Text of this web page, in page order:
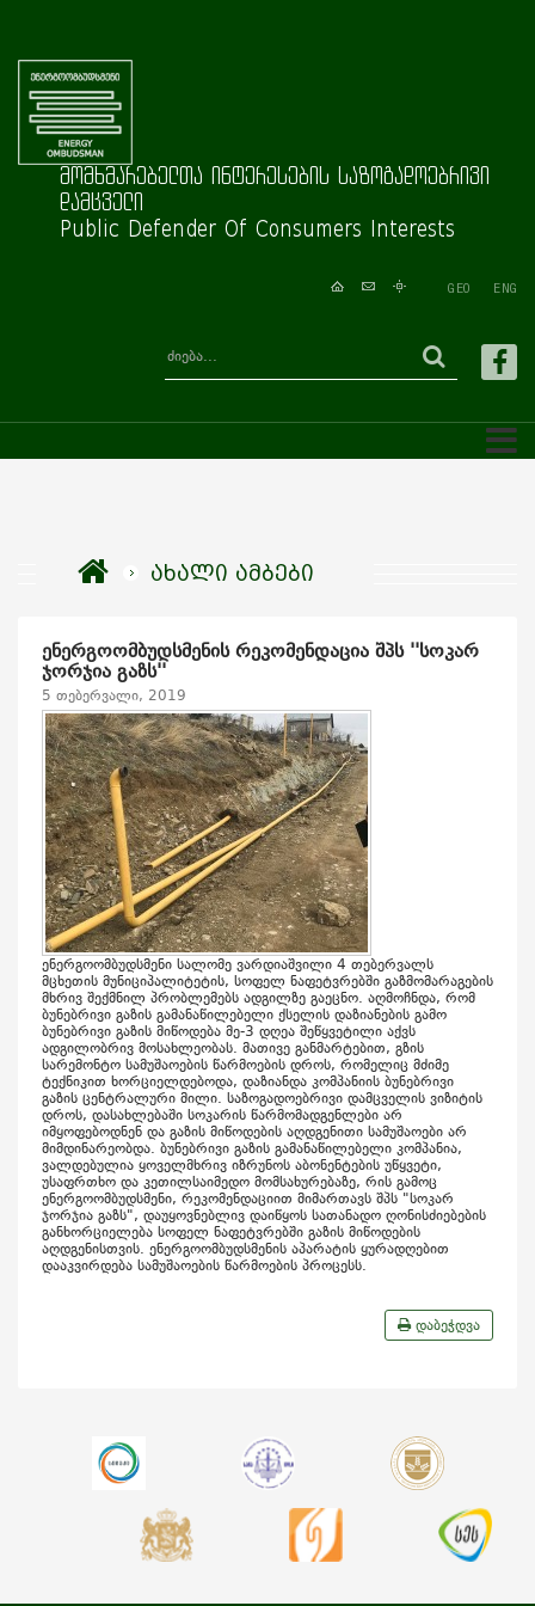
მომხმარებელთა ინტერესების საზოგადოებრივი
დამცველი
Public Defender Of Consumers Interests
GEO ENG
ახალი ამბები
ენერგოომბუდსმენის რეკომენდაცია შპს ''სოკარ
ჯორჯია გაზს''
5 თებერვალი, 2019
ენერგოომბუდსმენი სალომე ვარდიაშვილი 4 თებერვალს
მცხეთის მუნიციპალიტეტის, სოფელ ნაფეტვრებში გაზმომარაგების
მხრივ შექმნილ პრობლემებს ადგილზე გაეცნო. აღმოჩნდა, რომ
ბუნებრივი გაზის გამანაწილებელი ქსელის დაზიანების გამო
ბუნებრივი გაზის მიწოდება მე-3 დღეა შეწყვეტილი აქვს
ადგილობრივ მოსახლეობას. მათივე განმარტებით, გზის
სარემონტო სამუშაოების წარმოების დროს, რომელიც მძიმე
ტექნიკით ხორციელდებოდა, დაზიანდა კომპანიის ბუნებრივი
გაზის ცენტრალური მილი. საზოგადოებრივი დამცველის ვიზიტის
დროს, დასახლებაში სოკარის წარმომადგენლები არ
იმყოფებოდნენ და გაზის მიწოდების აღდგენითი სამუშაოები არ
მიმდინარეობდა. ბუნებრივი გაზის გამანაწილებელი კომპანია,
ვალდებულია ყოველმხრივ იზრუნოს აბონენტების უწყვეტი,
უსაფრთხო და კეთილსაიმედო მომსახურებაზე, რის გამოც
ენერგოომბუდსმენი, რეკომენდაციით მიმართავს შპს "სოკარ
ჯორჯია გაზს", დაუყოვნებლივ დაიწყოს სათანადო ღონისძიებების
განხორციელება სოფელ ნაფეტვრებში გაზის მიწოდების
აღდგენისთვის. ენერგოომბუდსმენის აპარატის ყურადღებით
დააკვირდება სამუშაოების წარმოების პროცესს.
დაბეჭდვა